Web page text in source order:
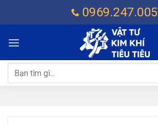
dung
0969.247.005
Tìm
kiếm: